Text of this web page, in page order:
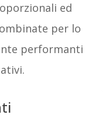
ed
per lo
performanti